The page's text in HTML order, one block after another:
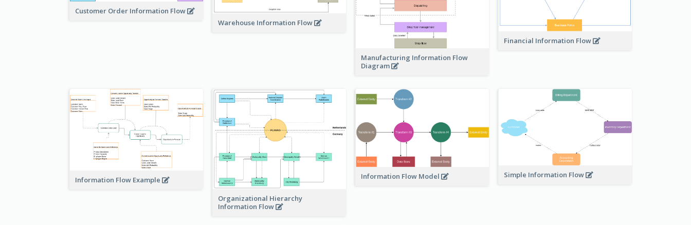
Customer Order Information Flow
Warehouse Information Flow
Manufacturing Information Flow
Diagram
Financial Information Flow
Information Flow Example
Organizational Hierarchy
Information Flow
Information Flow Model Simple Information Flow